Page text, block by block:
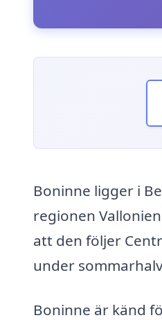
Boninne ligger i
regionen
att den följer
under
Boninne är känd